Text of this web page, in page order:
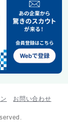
お問い合わせ